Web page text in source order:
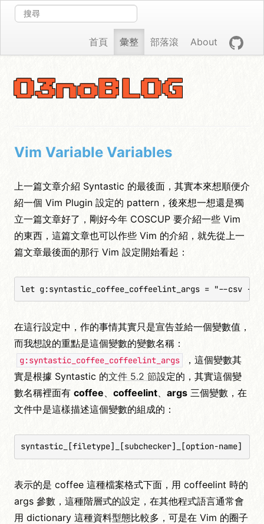
首頁 彙整 部落滾 About
O3noBLOG
Vim Variable Variables
上一篇文章介紹 Syntastic 的最後面，其實本來想順便介
紹一個 Vim Plugin 設定的 pattern，後來想一想還是獨
立一篇文章好了，剛好今年 COSCUP 要介紹一些 Vim
的東西，這篇文章也可以作些 Vim 的介紹，就先從上一
篇文章最後面的那行 Vim 設定開始看起：
let g:syntastic_coffee_coffeelint_args = "--csv -f
在這行設定中，作的事情其實只是宣告並給一個變數值，
而我想說的重點是這個變數的變數名稱：
g:syntastic_coffee_coffeelint_args
，這個變數其
實是根據 Syntastic 的文件 5.2 節設定的，其實這個變
數名稱裡面有 coffee、 coffeelint、 args 三個變數，在
文件中是這樣描述這個變數的組成的：
syntastic_[filetype]_[subchecker]_[option-name]
表示的是 coffee 這種檔案格式下面，用 coffeelint 時的
args 參數，這種階層式的設定，在其他程式語言通常會
用 dictionary 這種資料型態比較多，可是在 Vim 的圈子